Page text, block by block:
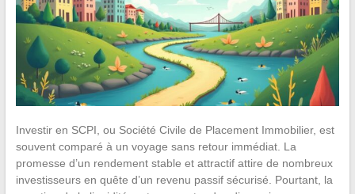
Investir en SCPI, ou Société Civile de Placement Immobilier, est
souvent comparé à un voyage sans retour immédiat. La
promesse d’un rendement stable et attractif attire de nombreux
investisseurs en quête d’un revenu passif sécurisé. Pourtant, la